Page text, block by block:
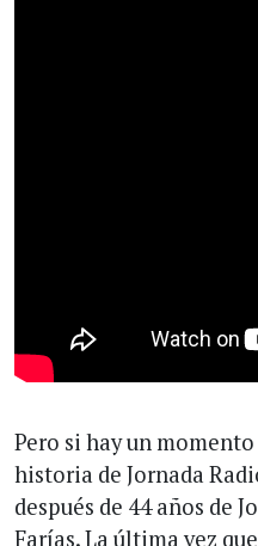
Pero si hay un
historia de Jornada
después de 44 años de
Farías. La última vez